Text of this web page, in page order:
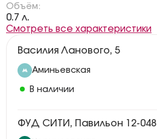
Объём:
0.7 л.
Смотреть все характеристики
Василия Ланового, 5
Аминьевская
В наличии
ФУД СИТИ, Павильон 12-048